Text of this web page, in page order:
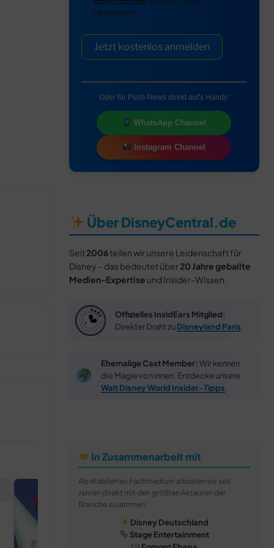
akzeptiert.
Jetzt kostenlos anmelden
Oder für Push-News direkt auf's Handy:
WhatsApp Channel
Instagram Channel
Über DisneyCentral.de
Seit 2006teilen wir unsere Leidenschaft für
Disney – das bedeutet über 20 Jahre geballte
Medien-Expertise und Insider-Wissen.
Offizielles InsidEars Mitglied:
Direkter Draht zuDisneyland Paris
Ehemalige Cast Member: Wir kennen
die Magie von innen. Entdecke unsere
Walt Disney World Insider-Tipps
In Zusammenarbeit mit
Als etabliertes Fachmedium arbeiten wir seit
Jahren direkt mit den größten Akteuren der
Branche zusammen:
Disney Deutschland
Stage Entertainment